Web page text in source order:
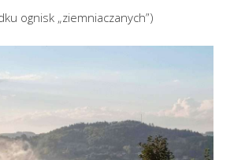
ognisk „ziemniaczanych”)